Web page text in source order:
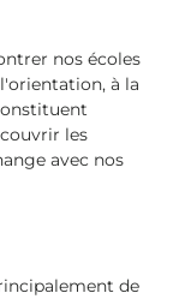
nos écoles
à la
les
avec nos
de